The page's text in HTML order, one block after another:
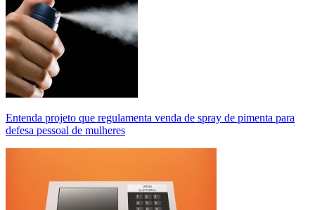
Entenda projeto que regulamenta venda de spray de pimenta para
defesa pessoal de mulheres